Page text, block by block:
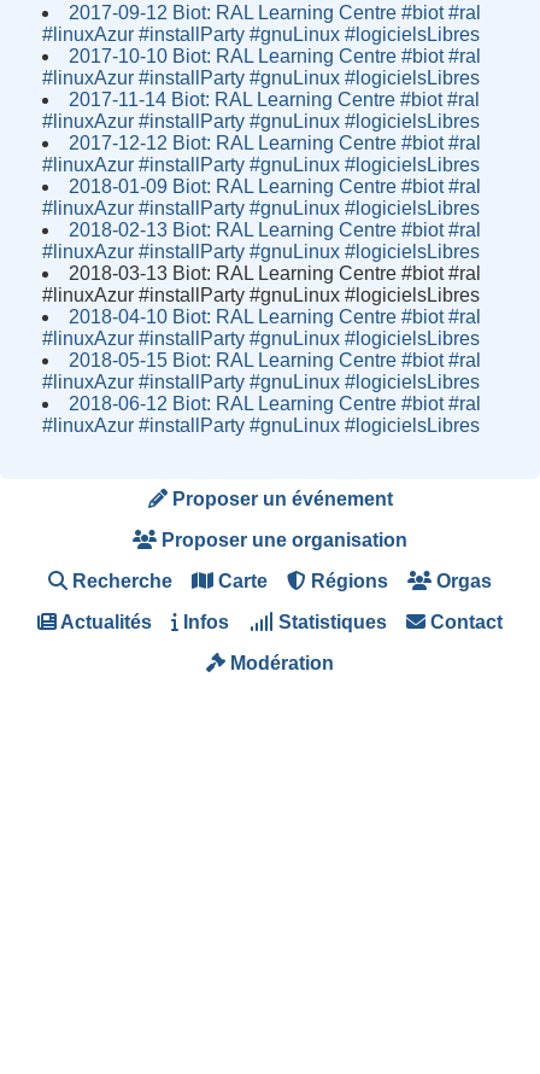
2017-09-12 Biot: RAL Learning Centre #biot #ral
#linuxAzur #installParty #gnuLinux #logicielsLibres
2017-10-10 Biot: RAL Learning Centre #biot #ral
#linuxAzur #installParty #gnuLinux #logicielsLibres
2017-11-14 Biot: RAL Learning Centre #biot #ral
#linuxAzur #installParty #gnuLinux #logicielsLibres
2017-12-12 Biot: RAL Learning Centre #biot #ral
#linuxAzur #installParty #gnuLinux #logicielsLibres
2018-01-09 Biot: RAL Learning Centre #biot #ral
#linuxAzur #installParty #gnuLinux #logicielsLibres
2018-02-13 Biot: RAL Learning Centre #biot #ral
#linuxAzur #installParty #gnuLinux #logicielsLibres
2018-03-13 Biot: RAL Learning Centre #biot #ral
#linuxAzur #installParty #gnuLinux #logicielsLibres
2018-04-10 Biot: RAL Learning Centre #biot #ral
#linuxAzur #installParty #gnuLinux #logicielsLibres
2018-05-15 Biot: RAL Learning Centre #biot #ral
#linuxAzur #installParty #gnuLinux #logicielsLibres
2018-06-12 Biot: RAL Learning Centre #biot #ral
#linuxAzur #installParty #gnuLinux #logicielsLibres
Proposer un événement
Proposer une organisation
Recherche Carte Régions Orgas
Actualités Infos Statistiques Contact
Modération